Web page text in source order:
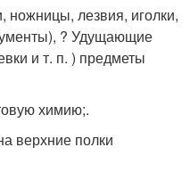
лезвия, иголки,
? Удущающие
и т. п. ) предметы
химию;.
верхние полки